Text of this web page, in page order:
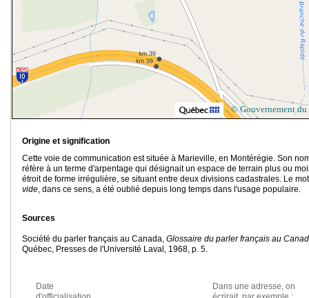
© Gouvernement du
Origine et signification
Cette voie de communication est située à Marieville, en Montérégie. Son
réfère à un terme d'arpentage qui désignait un espace de terrain plus ou
étroit de forme irrégulière, se situant entre deux divisions cadastrales. Le mot
vide, dans ce sens, a été oublié depuis long temps dans l'usage populaire.
Sources
Société du parler français au Canada, Glossaire du parler français au
Québec, Presses de l'Université Laval, 1968, p. 5.
Date
Dans une adresse, on